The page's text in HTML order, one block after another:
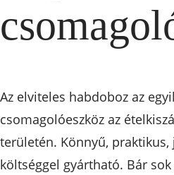
Az elviteles habdoboz az
csomagolóeszköz az
területén. Könnyű,
költséggel gyártható. Bár